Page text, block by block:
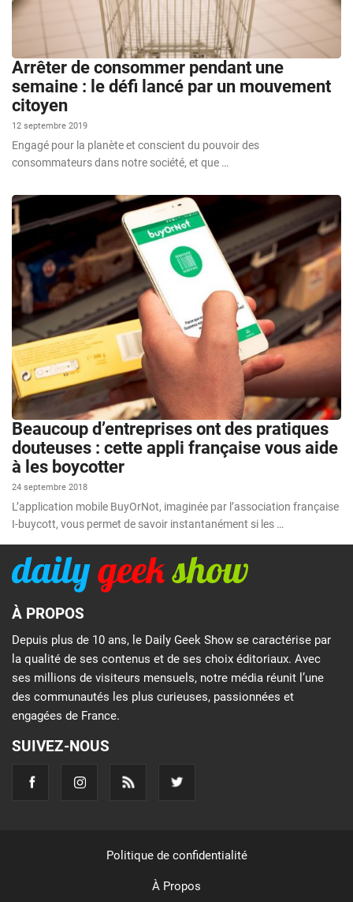
Arrêter de consommer pendant une
semaine : le défi lancé par un mouvement
citoyen
12 septembre 2019
Engagé pour la planète et conscient du pouvoir des
consommateurs dans notre société, et que …
Beaucoup d’entreprises ont des pratiques
douteuses : cette appli française vous aide
à les boycotter
24 septembre 2018
L’application mobile BuyOrNot, imaginée par l’association française
I-buycott, vous permet de savoir instantanément si les …
À PROPOS
Depuis plus de 10 ans, le Daily Geek Show se caractérise par
la qualité de ses contenus et de ses choix éditoriaux. Avec
ses millions de visiteurs mensuels, notre média réunit l’une
des communautés les plus curieuses, passionnées et
engagées de France.
SUIVEZ-NOUS
Politique de confidentialité
À Propos